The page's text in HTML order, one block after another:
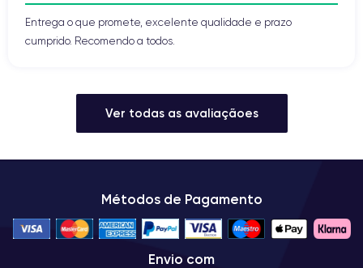
Entrega o que promete, excelente qualidade e prazo
cumprido. Recomendo a todos.
Ver todas as avaliaçãoes
Métodos de Pagamento
Envio com